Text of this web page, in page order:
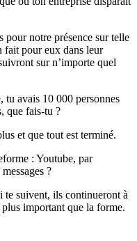
pour notre présence sur telle
fait pour eux dans leur
sur n’importe quel
avais 10 000 personnes
que fais-tu ?
et que tout est terminé.
: Youtube, par
?
te suivent, ils continueront à
important que la forme.